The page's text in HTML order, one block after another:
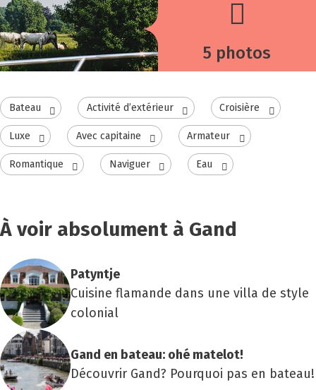
5 photos
Bateau Activité d’extérieur Croisière
Luxe Avec capitaine Armateur
Romantique Naviguer Eau
À voir absolument à Gand
Patyntje
Cuisine flamande dans une villa de style
colonial
Gand en bateau: ohé mate­lot!
Découvrir Gand? Pourquoi pas en bateau!